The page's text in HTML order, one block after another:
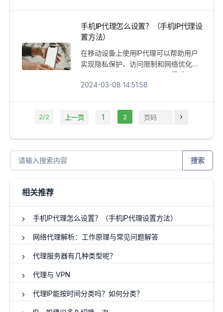
件。在本文中，我们将重点介绍如何设
置Nginx正向代理来实现更灵活、安全
且高效的网络通信。
手机IP代理怎么设置？（手机IP代理设
置方法）
在移动设备上使用IP代理可以帮助用户
实现隐私保护、访问限制和网络优化等
目标。本文将详细介绍如何设置手机IP
代理，以便用户能够正确配置和使用IP
2024-03-08 14:51:58
2/2 上一页 1 2
搜索
相关推荐
手机IP代理怎么设置？（手机IP代理设置方法）
网络代理解析：工作原理与常见问题解答
代理服务器有几种类型呢？
代理与 VPN
代理IP能按时间分类吗？如何分类？